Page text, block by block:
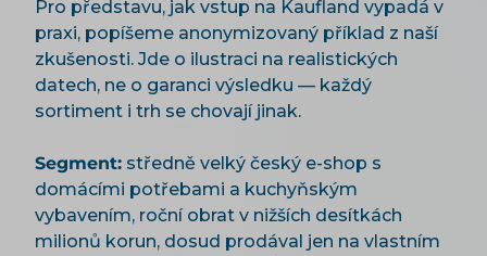
Pro představu, jak vstup na Kaufland vypadá v
praxi, popíšeme anonymizovaný příklad z naší
zkušenosti. Jde o ilustraci na realistických
datech, ne o garanci výsledku — každý
sortiment i trh se chovají jinak.
Segment: středně velký český e-shop s
domácími potřebami a kuchyňským
vybavením, roční obrat v nižších desítkách
milionů korun, dosud prodával jen na vlastním